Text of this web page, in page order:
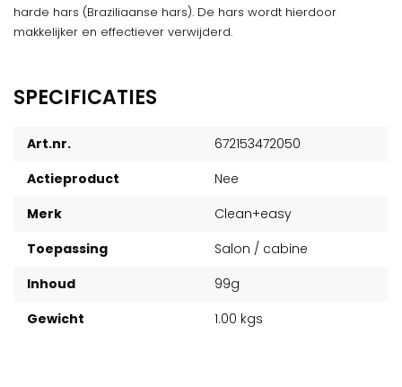
harde hars (Braziliaanse hars). De hars wordt hierdoor
makkelijker en effectiever verwijderd.
SPECIFICATIES
Art.nr.
672153472050
Actieproduct
Nee
Merk
Clean+easy
Toepassing
Salon / cabine
Inhoud
99g
Gewicht
1.00 kgs